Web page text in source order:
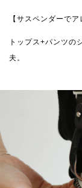
【サスペンダーでア
トップス+パンツの
夫。